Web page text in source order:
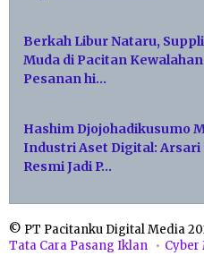
Berkah Libur Nataru,
Muda di Pacitan
Pesanan hi…
Hashim Djojohadikusumo
Industri Aset Digital: Arsari
Resmi Jadi P…
© PT Pacitanku Digital Media
Tata Cara Pasang Iklan
Cyber